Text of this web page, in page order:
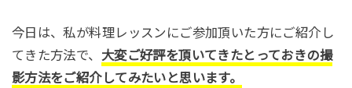
今日は、私が料理レッスンにご参加頂いた方にご紹介し
てきた方法で、 大変ご好評を頂いてきたとっておきの撮
影方法をご紹介してみたいと思います。